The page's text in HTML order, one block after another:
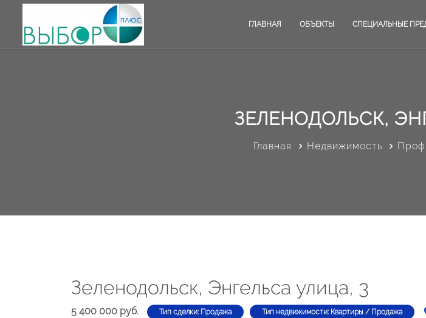
ГЛАВНАЯ ОБЪЕКТЫ СПЕЦИАЛЬНЫЕ
ЗЕЛЕНОДОЛЬСК,
Главная Недвижимость
Зеленодольск, Энгельса улица, 3
5 400 000 руб. Тип сделки: Продажа Тип недвижимости: Квартиры / Продажа